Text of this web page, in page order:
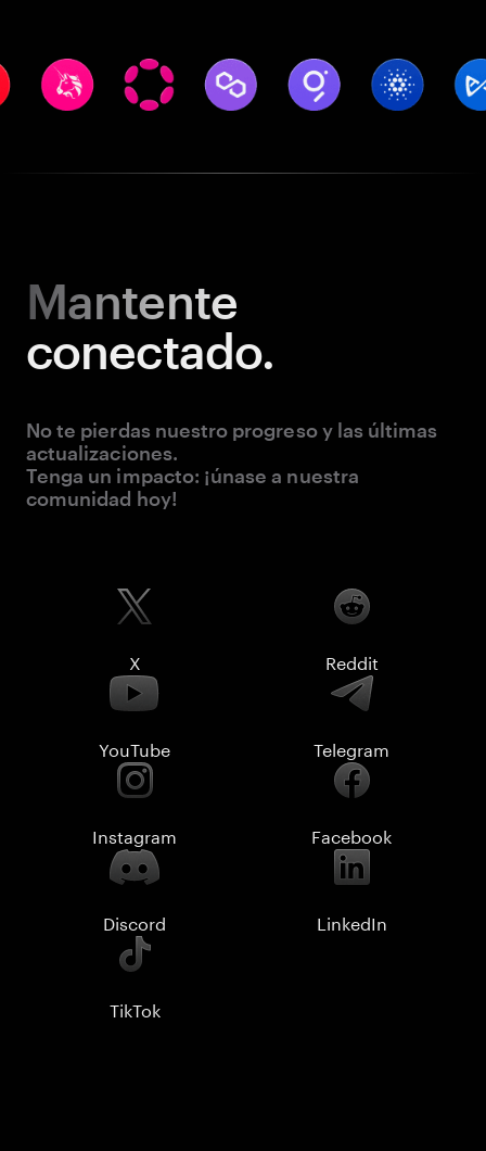
Mantente
conectado.
No te pierdas nuestro progreso y las últimas
actualizaciones.
Tenga un impacto: ¡únase a nuestra
comunidad hoy!
X Reddit
YouTube Telegram
Instagram Facebook
Discord LinkedIn
TikTok